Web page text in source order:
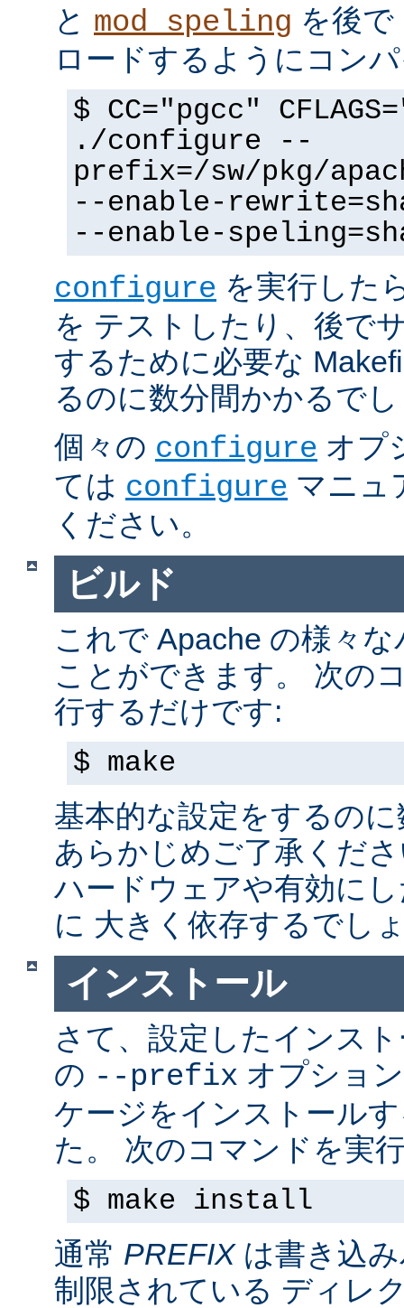
と mod_speling を後
ロードするようにコン
$ CC="pgcc"
./configure --
prefix=/sw/pkg/
--enable-
--enable-
configure を実行した
を テストしたり、後で
するために必要な
るのに数分間かかるで
個々の configure オプ
ては configure マニュ
ください。
ビルド
これで Apache の様々
ことができます。 次の
行するだけです:
$ make
基本的な設定をするの
あらかじめご了承くだ
ハードウェアや有効に
に 大きく依存するでし
インストール
さて、設定したインス
の --prefix オプショ
ケージをインストール
た。 次のコマンドを実
$ make install
通常 PREFIXは書き込
制限されている ディレ